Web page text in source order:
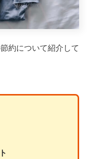
約について紹介して